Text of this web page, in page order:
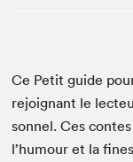
Ce Petit guide
rejoignant le
son­nel. Ces
l’humour et la